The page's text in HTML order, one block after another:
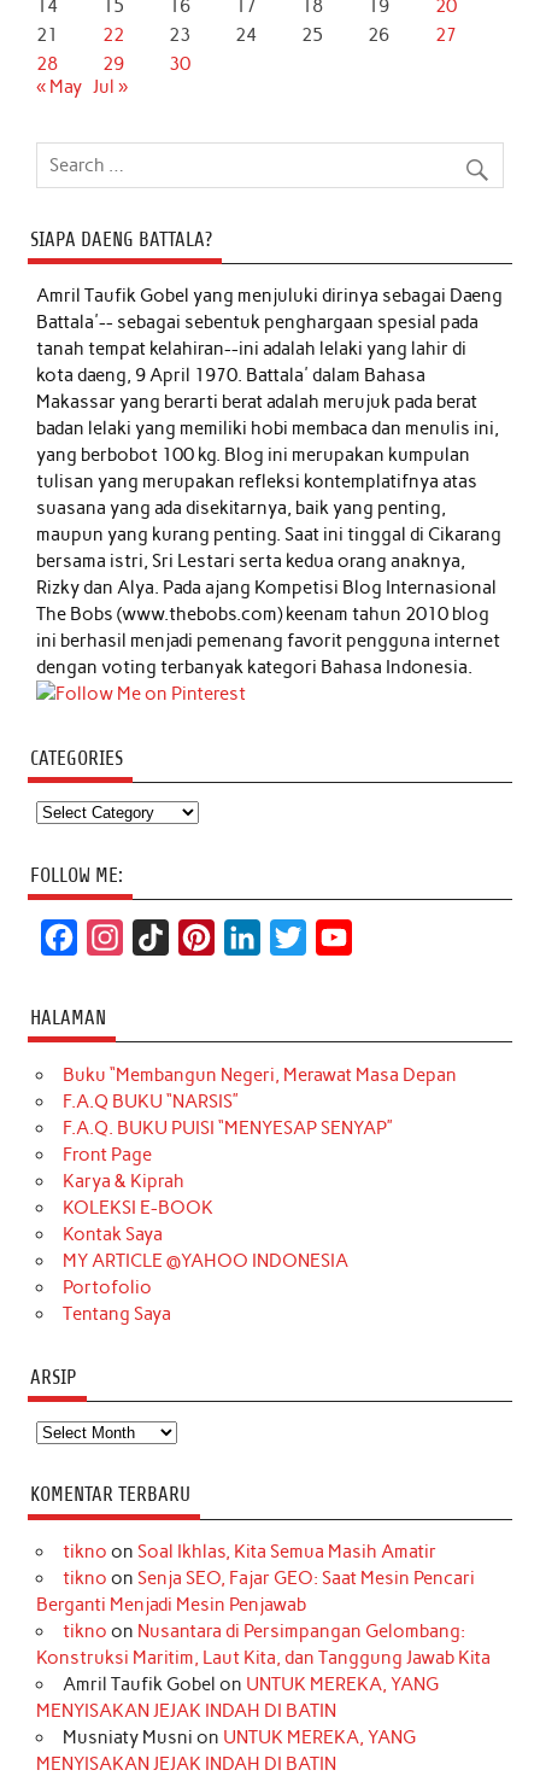
14 15 16 17 18 19
20
21
22 23 24 25 26
27
28
29
30
« May Jul »
SIAPA DAENG BATTALA?
Amril Taufik Gobelyang menjuluki dirinya sebagai Daeng
Battala'-- sebagai sebentuk penghargaan spesial pada
tanah tempat kelahiran--ini adalah lelaki yang lahir di
kota daeng, 9 April 1970. Battala' dalam Bahasa
Makassar yang berarti berat adalah merujuk pada berat
badan lelaki yang memiliki hobi membaca dan menulis ini,
yang berbobot 100 kg. Blog ini merupakan kumpulan
tulisan yang merupakan refleksi kontemplatifnya atas
suasana yang ada disekitarnya, baik yang penting,
maupun yang kurang penting. Saat ini tinggal di Cikarang
bersama istri, Sri Lestari serta kedua orang anaknya,
Rizky dan Alya. Pada ajang Kompetisi Blog Internasional
The Bobs (www.thebobs.com) keenam tahun 2010 blog
ini berhasil menjadi pemenang favorit pengguna internet
dengan voting terbanyak kategori Bahasa Indonesia.
CATEGORIES
Categories
FOLLOW ME:
c
e
b
o
o
k
t
a
g
r
a
m
T
o
k
t
e
r
k
e
d
t
t
e
T
u
b
HALAMAN
Buku “Membangun Negeri, Merawat Masa Depan
F.A.Q BUKU “NARSIS”
F.A.Q. BUKU PUISI “MENYESAP SENYAP”
Front Page
Karya & Kiprah
KOLEKSI E-BOOK
Kontak Saya
MY ARTICLE @YAHOO INDONESIA
Portofolio
Tentang Saya
ARSIP
Arsip
KOMENTAR TERBARU
tikno on Soal Ikhlas, Kita Semua Masih Amatir
tikno on Senja SEO, Fajar GEO: Saat Mesin Pencari
Berganti Menjadi Mesin Penjawab
tikno on Nusantara di Persimpangan Gelombang:
Konstruksi Maritim, Laut Kita, dan Tanggung Jawab Kita
Amril Taufik Gobel on UNTUK MEREKA, YANG
MENYISAKAN JEJAK INDAH DI BATIN
Musniaty Musni on UNTUK MEREKA, YANG
MENYISAKAN JEJAK INDAH DI BATIN